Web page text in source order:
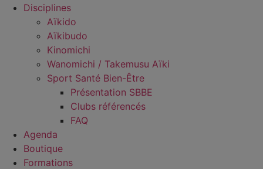
Disciplines
Aïkido
Aïkibudo
Kinomichi
Wanomichi / Takemusu Aïki
Sport Santé Bien-Être
Présentation SBBE
Clubs référencés
FAQ
Agenda
Boutique
Formations